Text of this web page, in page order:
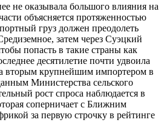
не оказывала большого влияния на
объясняется протяженностью
груз должен преодолеть
затем через Суэцкий
попасть в такие страны как
десятилетие почти удвоила
вторым крупнейшим импортером в
Министерства сельского
рост спроса наблюдается в
соперничает с Ближним
за первую строчку в рейтинге